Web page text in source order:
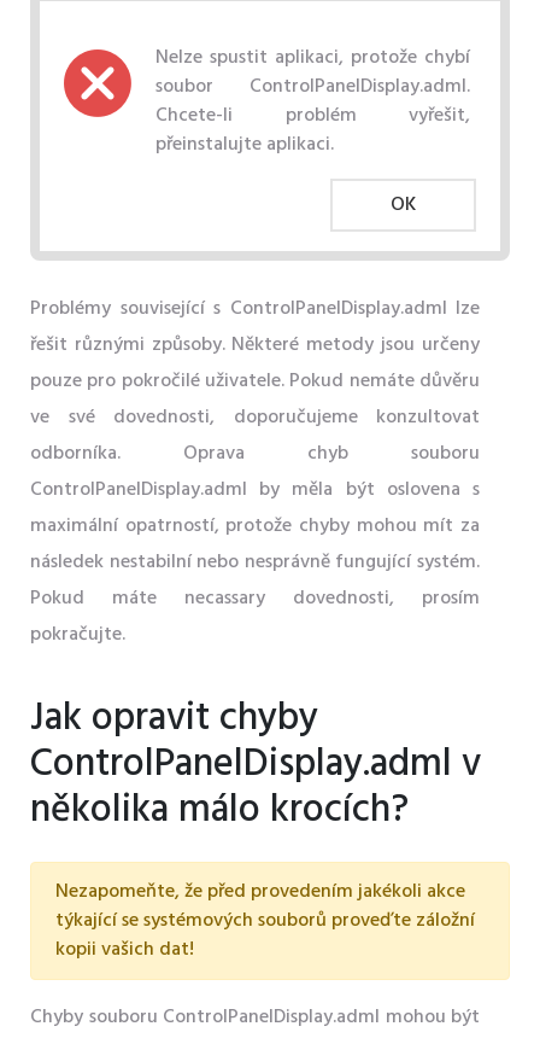
Nelze spustit aplikaci, protože chybí
soubor ControlPanelDisplay.adml.
Chcete-li problém vyřešit,
přeinstalujte aplikaci.
OK
Problémy související s ControlPanelDisplay.adml lze
řešit různými způsoby. Některé metody jsou určeny
pouze pro pokročilé uživatele. Pokud nemáte důvěru
ve své dovednosti, doporučujeme konzultovat
odborníka. Oprava chyb souboru
ControlPanelDisplay.adml by měla být oslovena s
maximální opatrností, protože chyby mohou mít za
následek nestabilní nebo nesprávně fungující systém.
Pokud máte necassary dovednosti, prosím
pokračujte.
Jak opravit chyby
ControlPanelDisplay.adml v
několika málo krocích?
Nezapomeňte, že před provedením jakékoli akce
týkající se systémových souborů proveďte záložní
kopii vašich dat!
Chyby souboru ControlPanelDisplay.adml mohou být